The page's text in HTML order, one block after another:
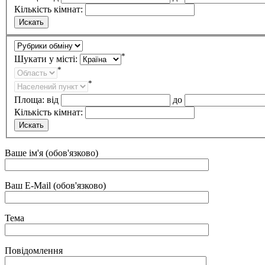
Кількість кімнат:
Шукати у місті:
*
*
*
Площа: від
до
Кількість кімнат:
Ваше ім'я (обов'язково)
Ваш E-Mail (обов'язково)
Тема
Повідомлення